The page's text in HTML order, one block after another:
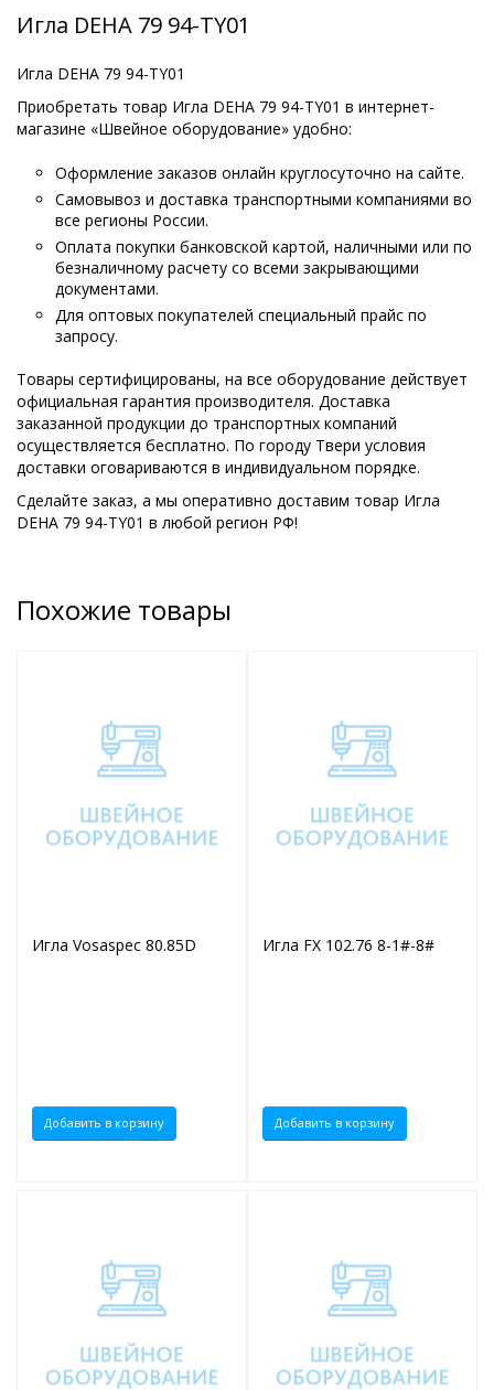
Игла DEHA 79 94-TY01
Игла DEHA 79 94-TY01
Приобретать товар Игла DEHA 79 94-TY01 в интернет-
магазине «Швейное оборудование» удобно:
Оформление заказов онлайн круглосуточно на сайте.
Самовывоз и доставка транспортными компаниями во
все регионы России.
Оплата покупки банковской картой, наличными или по
безналичному расчету со всеми закрывающими
документами.
Для оптовых покупателей специальный прайс по
запросу.
Товары сертифицированы, на все оборудование действует
официальная гарантия производителя. Доставка
заказанной продукции до транспортных компаний
осуществляется бесплатно. По городу Твери условия
доставки оговариваются в индивидуальном порядке.
Сделайте заказ, а мы оперативно доставим товар Игла
DEHA 79 94-TY01 в любой регион РФ!
Похожие товары
Игла Vosaspec 80.85D
Добавить в корзину
Игла FX 102.76 8-1#-8#
Добавить в корзину